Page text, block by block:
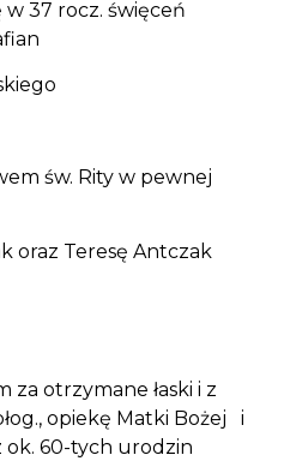
w 37 rocz. święceń
św. Rity w pewnej
oraz Teresę Antczak
za otrzymane łaski i z
opiekę Matki Bożej i
ok. 60-tych urodzin